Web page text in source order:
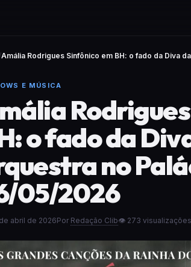
/Amália Rodrigues Sinfônico em BH: o fado da Diva
E MÚSICA
o fado da
no
05/2026
abril de 2026Por Redação Clib👁 273 visualizações